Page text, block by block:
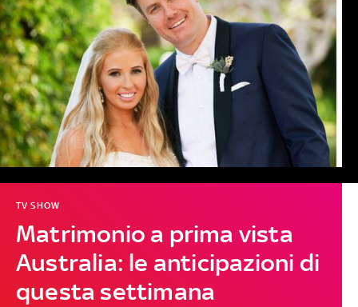
Matrimonio a prima vista
Australia: le anticipazioni di
questa settimana
TV SHOW